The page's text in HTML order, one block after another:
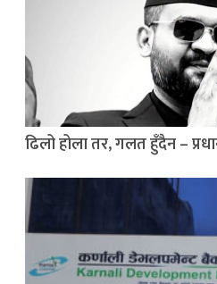
ढिलो होला तर, गलत हुँदैन –